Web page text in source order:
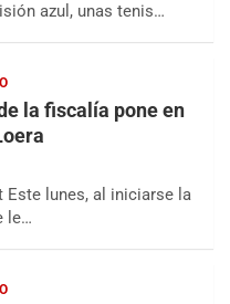
azul, unas tenis…
la fiscalía pone en
Este lunes, al iniciarse la
le…